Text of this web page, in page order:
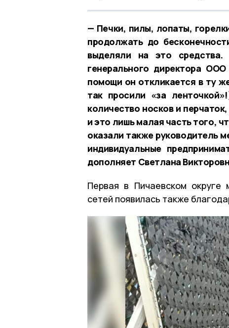
— Печки, пилы, лопаты,
продолжать до
выделяли на это средства.
генерального директора
помощи он откликается в ту
так просили «за
количество носков и
и это лишь малая часть того,
оказали также руководитель
индивидуальные
дополняет Светлана
Первая в Пичаевском округе
сетей появилась также